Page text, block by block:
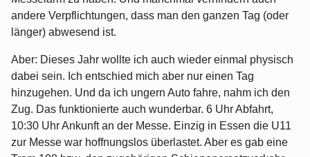
andere Verpflichtungen, dass man den ganzen Tag (oder
länger) abwesend ist.
Aber: Dieses Jahr wollte ich auch wieder einmal physisch
dabei sein. Ich entschied mich aber nur einen Tag
hinzugehen. Und da ich ungern Auto fahre, nahm ich den
Zug. Das funktionierte auch wunderbar. 6 Uhr Abfahrt,
10:30 Uhr Ankunft an der Messe. Einzig in Essen die U11
zur Messe war hoffnungslos überlastet. Aber es gab eine